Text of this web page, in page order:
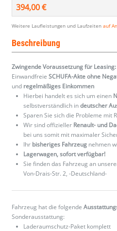
394,00 €
Weitere Laufleistungen und Laufzeiten auf
Beschreibung
Zwingende Voraussetzung für Leasing:
Einwandfreie SCHUFA-Akte ohne
und regelmäßiges Einkommen
Hierbei handelt es sich um einen
selbstverständlich indeutscher
Sparen Sie sich die Probleme mit
Wir sind offizieller Renault- und
bei uns somit mit maximaler
Ihr bisheriges Fahrzeug nehmen
Lagerwagen, sofort verfügbar!
Sie finden das Fahrzeug an
Von-Drais-Str. 2, -Deutschland-
Fahrzeug hat die folgende
Sonderausstattung:
Laderaumschutz-Paket komplett